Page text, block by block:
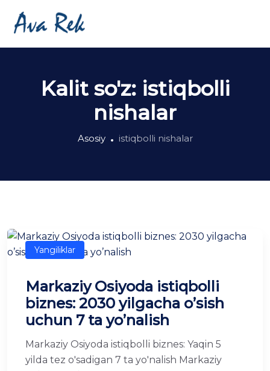
Kalit so'z: istiqbolli
nishalar
Asosiy istiqbolli nishalar
Yangiliklar
Markaziy Osiyoda istiqbolli
biznes: 2030 yilgacha o’sish
uchun 7 ta yo’nalish
Markaziy Osiyoda istiqbolli biznes: Yaqin 5
yilda tez o'sadigan 7 ta yo'nalish Markaziy